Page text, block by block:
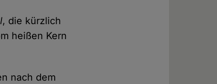
, die kürzlich
heißen Kern
nach dem